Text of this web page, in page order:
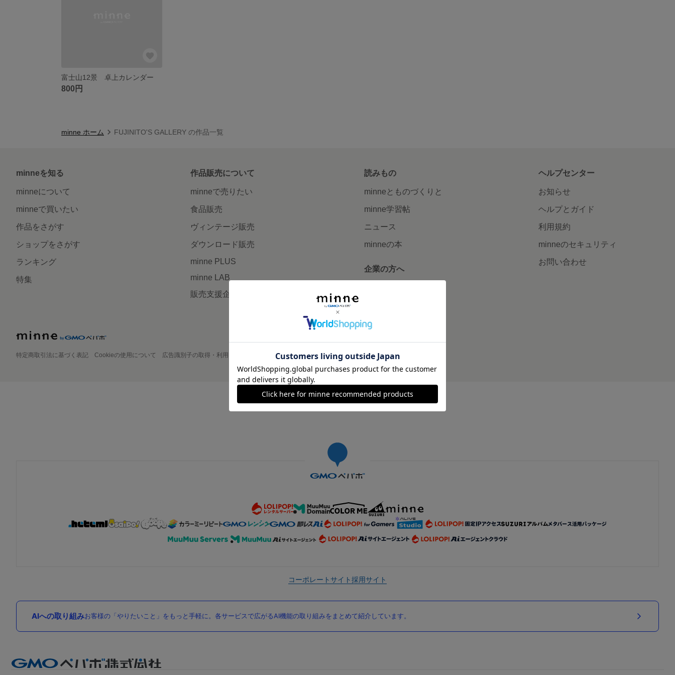
富士山12景 卓上カレンダー
800円
minne ホーム FUJINITO'S GALLERY の作品一覧
minneを知る
minneについて
minneで買いたい
作品をさがす
ショップをさがす
ランキング
特集
作品販売について
minneで売りたい
食品販売
ヴィンテージ販売
ダウンロード販売
minne PLUS
minne LAB
販売支援企画・イベント
読みもの
minneとものづくりと
minne学習帖
ニュース
minneの本
企業の方へ
ヘルプセンター
お知らせ
ヘルプとガイド
利用規約
minneのセキュリティ
お問い合わせ
特定商取引法に基づく表記 Cookieの使用について 広告識別子の取得・利用 プライバシーポリシー 会社概要 採用情報 メディアキット
©GMO Pepabo, Inc. All rights reserved.
コーポレートサイト採用サイト
AIへの取り組みお客様の「やりたいこと」をもっと手軽に。各サービスで広がるAI機能の取り組みをまとめて紹介しています。